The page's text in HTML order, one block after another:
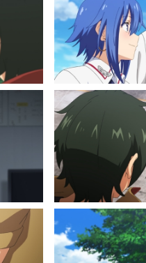
TVアニメ『戦隊大失